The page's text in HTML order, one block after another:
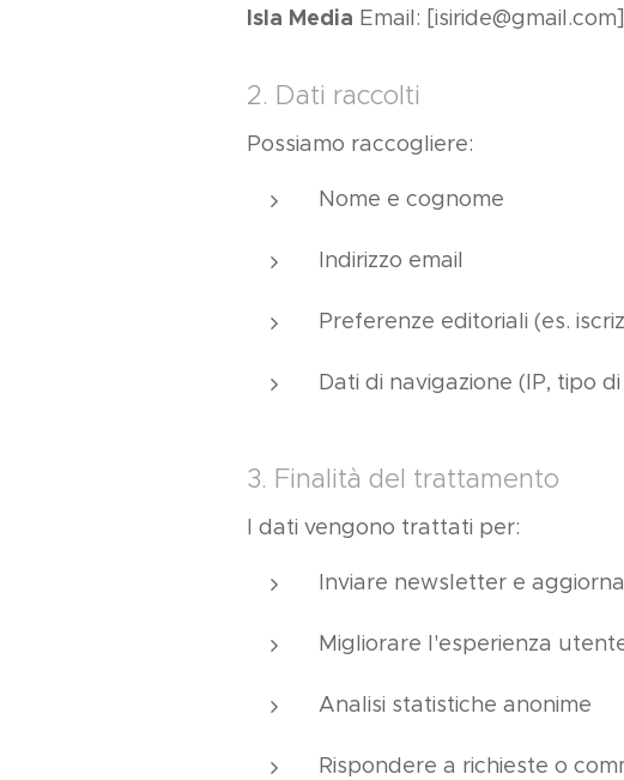
Isla Media Email:
2. Dati raccolti
Possiamo raccogliere:
Nome e cognome
Indirizzo email
Preferenze editoriali (es.
Dati di navigazione (IP, tipo
3. Finalità del trattamento
I dati vengono trattati per:
Inviare newsletter e
Migliorare l'esperienza
Analisi statistiche anonime
Rispondere a richieste o